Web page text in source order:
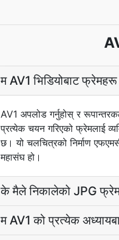
म AV1 भिडियोबाट
AV1 अपलोड गर्नुहोस् र
प्रत्येक चयन गरिएको फ्रेमलाई
छ। यो चलचित्रको निर्माण
महासंघ हो।
के मैले निकालेको JPG
म AV1 को प्रत्येक